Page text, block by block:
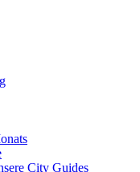
City Guides